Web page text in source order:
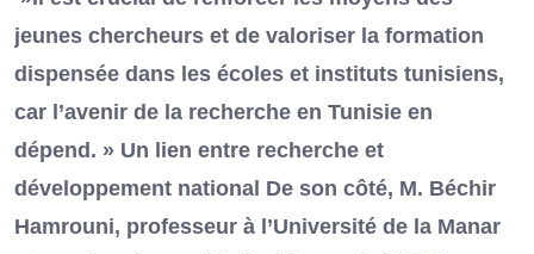
jeunes chercheurs et de valoriser la formation
dispensée dans les écoles et instituts tunisiens,
car l’avenir de la recherche en Tunisie en
dépend. » Un lien entre recherche et
développement national De son côté, M. Béchir
Hamrouni, professeur à l’Université de la Manar